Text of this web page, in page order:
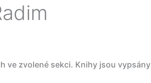
ve zvolené sekci. Knihy jsou vypsány